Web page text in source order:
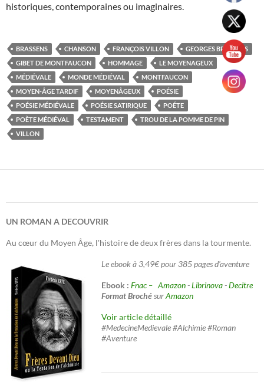
historiques, contemporaines ou imaginaires.
BRASSENS CHANSON FRANÇOIS VILLON
GEORGES BRASSENS
GIBET DE MONTFAUCON
HOMMAGE
LE MOYENAGEUX
MÉDIÉVALE
MONDE MÉDIÉVAL
MONTFAUCON
MOYEN-ÂGE TARDIF
MOYENÂGEUX
POÉSIE
POÉSIE MÉDIÉVALE
POÉSIE SATIRIQUE
POÉTE
POÈTE MÉDIÉVAL
TESTAMENT
TROU DE LA POMME DE PIN
VILLON
UN ROMAN A DECOUVRIR
Au cœur du Moyen Âge, l'histoire de deux frères dans la tourmente.
Le ebook à 3,49€ pour 385 pages d'aventure
Ebook : Fnac – Amazon-Librinova-Decitre
Format BrochésurAmazon
Voir article détaillé
#MedecineMedievale #Alchimie #Roman
#Aventure